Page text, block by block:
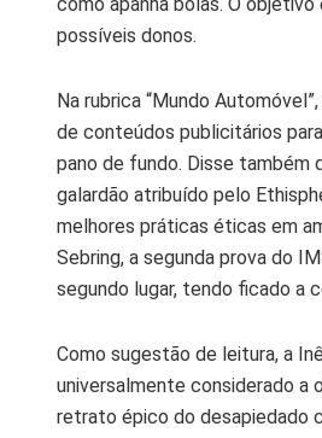
possíveis donos.
Na rubrica “Mundo
de conteúdos publicitários
pano de fundo. Disse também
galardão atribuído pelo
melhores práticas éticas em
Sebring, a segunda prova do
segundo lugar, tendo ficado a
Como sugestão de leitura, a
universalmente considerado a
retrato épico do desapiedado